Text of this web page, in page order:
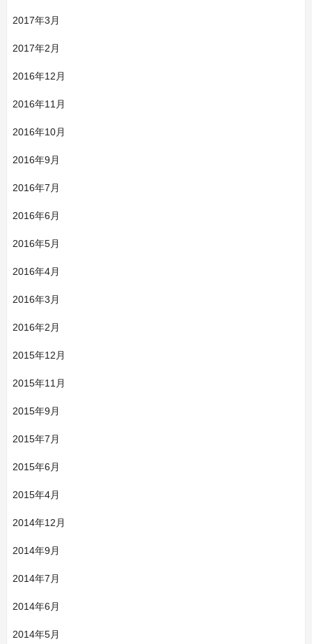
2017年3月
2017年2月
2016年12月
2016年11月
2016年10月
2016年9月
2016年7月
2016年6月
2016年5月
2016年4月
2016年3月
2016年2月
2015年12月
2015年11月
2015年9月
2015年7月
2015年6月
2015年4月
2014年12月
2014年9月
2014年7月
2014年6月
2014年5月